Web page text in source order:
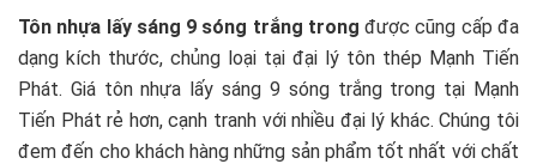
Tôn nhựa lấy sáng 9 sóng trắng trong được cũng cấp đa
dạng kích thước, chủng loại tại đại lý tôn thép Mạnh Tiến
Phát. Giá tôn nhựa lấy sáng 9 sóng trắng trong tại Mạnh
Tiến Phát rẻ hơn, cạnh tranh với nhiều đại lý khác. Chúng tôi
đem đến cho khách hàng những sản phẩm tốt nhất với chất